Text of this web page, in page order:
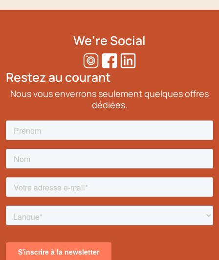
We’re Social
Restez au courant
Nous vous enverrons seulement quelques offres
dédiées.